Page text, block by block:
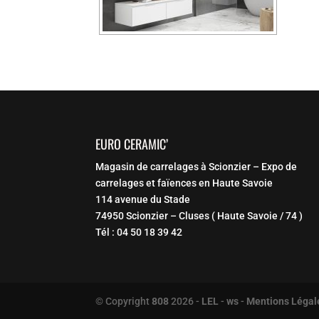
EURO CERAMIC’
Magasin de carrelages à Scionzier – Expo de
carrelages et faïences en Haute Savoie
114 avenue du Stade
74950 Scionzier – Cluses ( Haute Savoie / 74 )
Tél : 04 50 18 39 42
© Copyright8082026 - LEL -ws- Mentions